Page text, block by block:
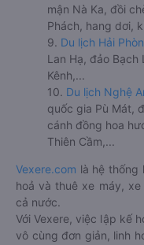
mận Nà Ka, đồi
Phách, hang dơi,
9. Du lịch Hải
Lan Hạ, đảo Bạch
Kênh,...
10. Du lịch Nghệ
quốc gia Pù Mát,
cánh đồng hoa
Thiên Cầm,...
Vexere.com là hệ thống
hoả và thuê xe máy,
cả nước.
Với Vexere, việc lập kế
vô cùng đơn giản, linh